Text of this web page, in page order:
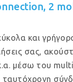
2
και
σας,
μέσω του
ταυτόχρονη